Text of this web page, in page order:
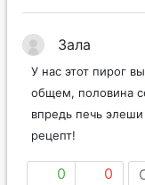
Зала
У нас этот пирог
общем, половина
впредь печь
рецепт!
0 0